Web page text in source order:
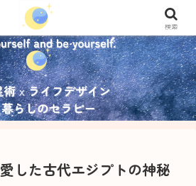
した古代エジプトの神秘
検索